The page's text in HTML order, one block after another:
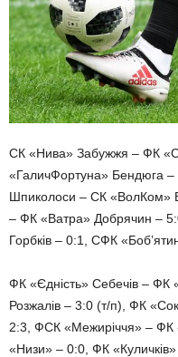
СК «Нива» Забужжя – ФК
«ГаличФортуна» Бендюга
Шпиколоси – СК «ВолКом»
– ФК «Ватра» Добрячин –
Горбків – 0:1, СФК
ФК «Єдність» Себечів – ФК
Розжалів – 3:0 (т/п), ФК
2:3, ФСК «Межиріччя» –
«Низи» – 0:0, ФК